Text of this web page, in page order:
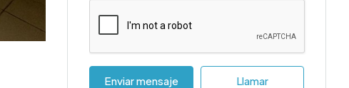
Enviar mensaje Llamar